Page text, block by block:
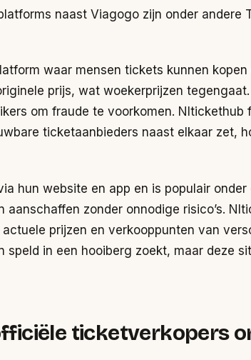
naast Viagogo zijn onder andere
waar mensen tickets kunnen
prijs, wat woekerprijzen
om fraude te voorkomen. Nltickethub
ticketaanbieders naast elkaar zet,
hun website en app en is populair
zonder onnodige risico’s.
prijzen en verkooppunten van
speld in een hooiberg zoekt, maar deze
ticketverkopers